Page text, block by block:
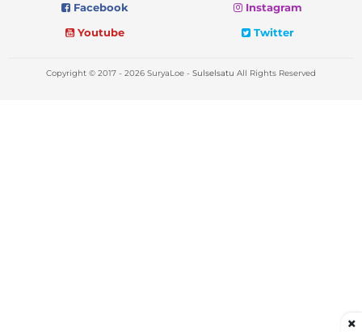
Facebook
Instagram
Youtube
Twitter
Copyright © 2017 - 2026 SuryaLoe - Sulselsatu All Rights Reserved
×